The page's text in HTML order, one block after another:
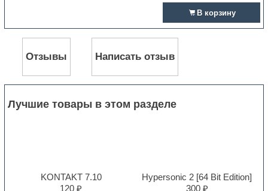
В корзину
Отзывы Написать отзыв
Лучшие товары в этом разделе
KONTAKT 7.10
120 ₽
Hypersonic 2 [64 Bit Edition]
300 ₽